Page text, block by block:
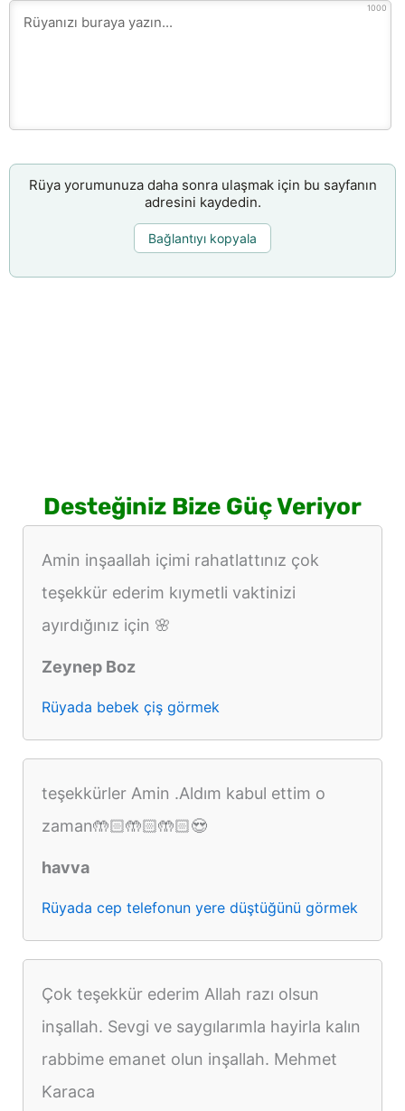
1000
Rüya yorumunuza daha sonra ulaşmak için bu sayfanın
adresini kaydedin.
Bağlantıyı kopyala
Desteğiniz Bize Güç Veriyor
Amin inşaallah içimi rahatlattınız çok
teşekkür ederim kıymetli vaktinizi
ayırdığınız için 🌸
Zeynep Boz
Rüyada bebek çiş görmek
teşekkürler Amin .Aldım kabul ettim o
zaman🤲🏻🤲🏻🤲🏻😍
havva
Rüyada cep telefonun yere düştüğünü görmek
Çok teşekkür ederim Allah razı olsun
inşallah. Sevgi ve saygılarımla hayirla kalın
rabbime emanet olun inşallah. Mehmet
Karaca